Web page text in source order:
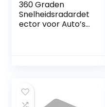
360 Graden
Snelheidsradardet
ector voor Auto’s